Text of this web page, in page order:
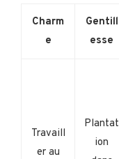
Charm
e
Gentill
esse
Travaill
er au
Plantat
ion